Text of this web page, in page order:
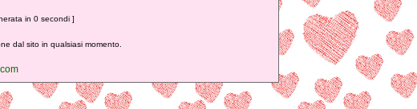
in 0 secondi ]
dal sito in qualsiasi momento.